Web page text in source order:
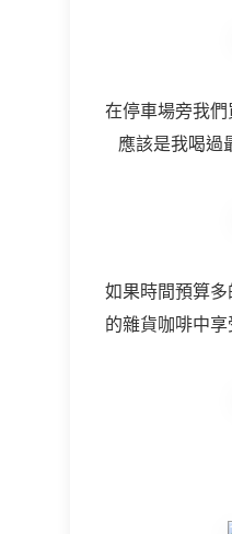
在停車場旁我
應該是我喝過
如果時間預算
的雜貨咖啡中